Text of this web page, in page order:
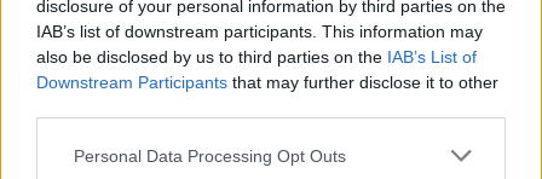
disclosure of your personal information by third parties on the
IAB’s list of downstream participants. This information may
also be disclosed by us to third parties on the IAB’s List of
Downstream Participants that may further disclose it to other
Personal Data Processing Opt Outs
ΠΟΛΙΤΙΚΉ ΥΓΕΊΑΣ 18/08/2020 - 13:00